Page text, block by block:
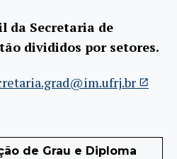
da Secretaria de
divididos por setores.
de Grau e Diploma